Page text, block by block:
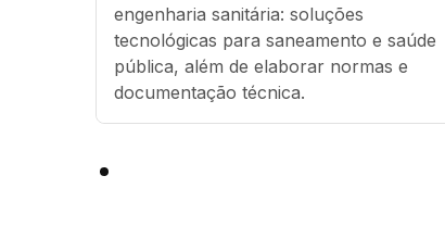
engenharia sanitária: soluções
tecnológicas para saneamento e saúde
pública, além de elaborar normas e
documentação técnica.